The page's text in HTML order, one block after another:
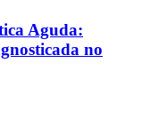
Aguda:
no